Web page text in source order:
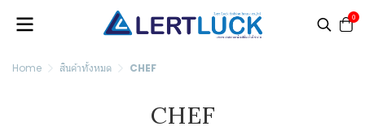
0
Home สินค้าทั้งหมด CHEF
CHEF